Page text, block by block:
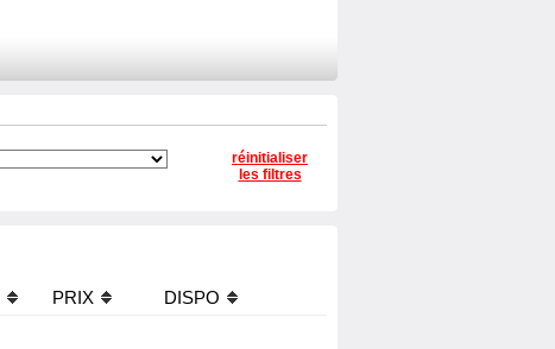
réinitialiser
les filtres
PRIX DISPO